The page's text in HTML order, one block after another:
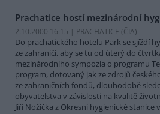
Prachatice hostí mezinárodní
2.10.2000 16:15 | PRACHATICE (ČIA)
Do prachatického hotelu Park se sjíždí
ze zahraničí, aby se tu od úterý do
mezinárodního sympozia o programu
program, dotovaný jak ze zdrojů
ze zahraničních fondů, dlouhodobě
obyvatelstva v závislosti na kvalitě
Jiří Nožička z Okresní hygienické stanice